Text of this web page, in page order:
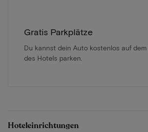
Gratis Parkplätze
Du kannst dein Auto kostenlos auf
des Hotels parken.
Hoteleinrichtungen